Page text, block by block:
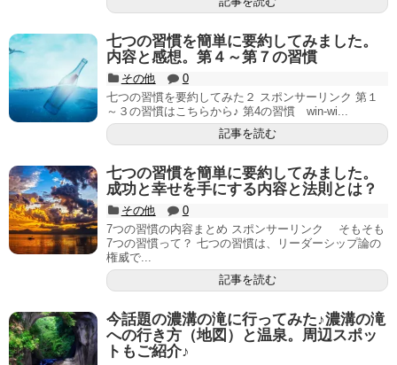
七つの習慣を簡単に要約してみました。
内容と感想。第４～第７の習慣
その他
0
七つの習慣を要約してみた２ スポンサーリンク 第１
～３の習慣はこちらから♪ 第4の習慣 win-wi...
記事を読む
七つの習慣を簡単に要約してみました。
成功と幸せを手にする内容と法則とは？
その他
0
7つの習慣の内容まとめ スポンサーリンク そもそも
7つの習慣って？ 七つの習慣は、リーダーシップ論の
権威で...
記事を読む
今話題の濃溝の滝に行ってみた♪濃溝の滝
への行き方（地図）と温泉。周辺スポッ
トもご紹介♪